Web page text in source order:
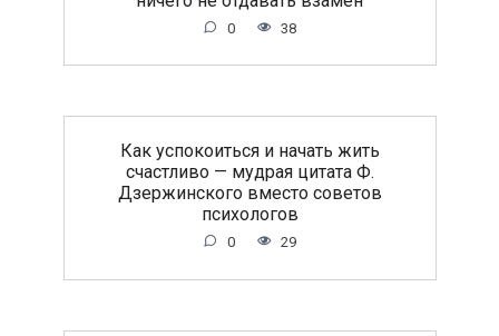
0 38
Как успокоиться и начать жить
счастливо — мудрая цитата Ф.
Дзержинского вместо советов
психологов
0 29